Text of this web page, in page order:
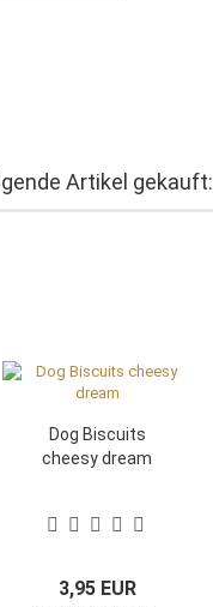
Artikel gekauft:
Dog Biscuits
cheesy dream
3,95 EUR